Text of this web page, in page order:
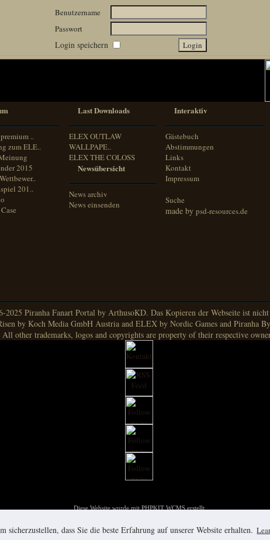
sicherzustellen, dass Sie die beste Erfahrung auf unserer Website erhalten.
Benutzername
Passwort
Login speichern
..
zum ELE..
2015
201..
Last Downloads
ELEX OUTLAW
WALLPAPE..
ELEX THE COLOSS
Newsübersicht
News archiv
News einsenden
Interaktiv
Gästebuch
Abstimmungen
Links
Kontakt
Impressum
Suche
made by psd-resources.de
2025 Piranha Fanart Portal by ArthusoKD. Das Kopieren der Webseite ist nicht
by Koch Media GmbH Austria and ELEX by Nordic Games and Piranha
All other trademarks, logos and copyrights are property of their respective
Diese Website wurde mit PHPKIT WCMS erstellt